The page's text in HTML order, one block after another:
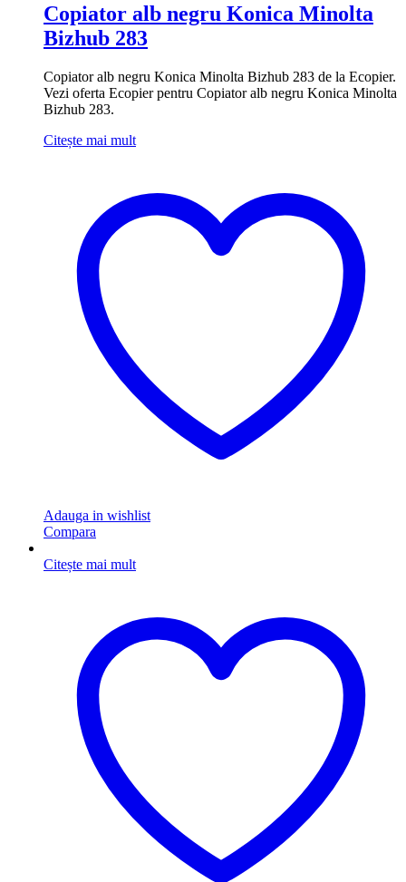
Copiator alb negru Konica Minolta
Bizhub 283
Copiator alb negru Konica Minolta Bizhub 283 de la Ecopier.
Vezi oferta Ecopier pentru Copiator alb negru Konica Minolta
Bizhub 283.
Citește mai mult
Adauga in wishlist
Compara
Citește mai mult